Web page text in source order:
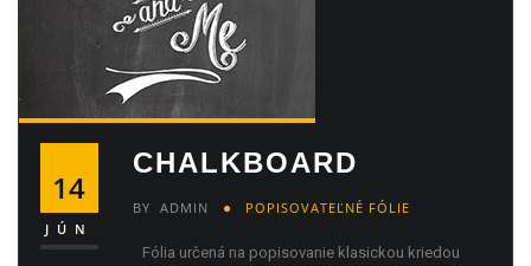
14
JÚN
CHALKBOARD
BY ADMIN POPISOVATEĽNÉ FÓLIE
Fólia určená na popisovanie klasickou kriedou